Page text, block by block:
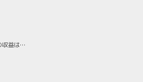
収益は…